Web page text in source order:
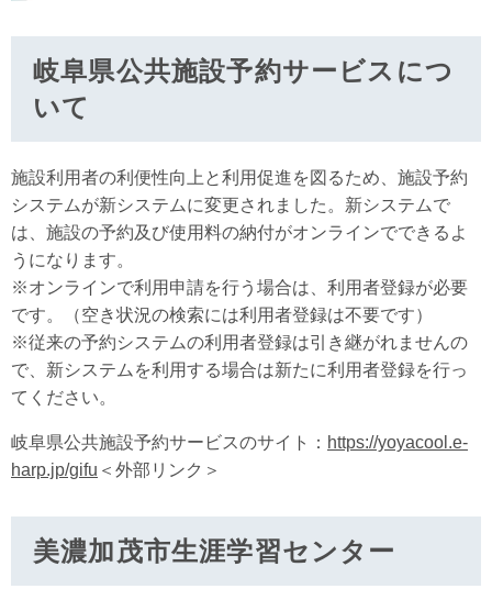
岐阜県公共施設予約サービスにつ
いて
施設利用者の利便性向上と利用促進を図るため、施設予約
システムが新システムに変更されました。新システムで
は、施設の予約及び使用料の納付がオンラインでできるよ
うになります。
※オンラインで利用申請を行う場合は、利用者登録が必要
です。（空き状況の検索には利用者登録は不要です）
※従来の予約システムの利用者登録は引き継がれませんの
で、新システムを利用する場合は新たに利用者登録を行っ
てください。
岐阜県公共施設予約サービスのサイト： https://yoyacool.e-
harp.jp/gifu ＜外部リンク＞
美濃加茂市生涯学習センター